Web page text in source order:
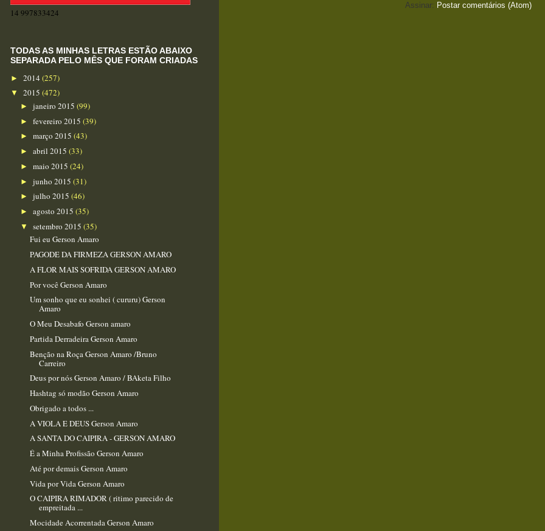
Assinar: Postar comentários (Atom)
14 997833424
TODAS AS MINHAS LETRAS ESTÃO ABAIXO
SEPARADA PELO MÊS QUE FORAM CRIADAS
► 2014 (257)
▼ 2015 (472)
► janeiro 2015 (99)
► fevereiro 2015 (39)
► março 2015 (43)
► abril 2015 (33)
► maio 2015 (24)
► junho 2015 (31)
► julho 2015 (46)
► agosto 2015 (35)
▼ setembro 2015 (35)
Fui eu Gerson Amaro
PAGODE DA FIRMEZA GERSON AMARO
A FLOR MAIS SOFRIDA GERSON AMARO
Por você Gerson Amaro​
Um sonho que eu sonhei ( cururu) Gerson
Amaro​
O Meu Desabafo Gerson amaro
Partida Derradeira Gerson Amaro
Benção na Roça Gerson Amaro /Bruno
Carreiro
Deus por nós Gerson Amaro / BAketa Filho
Hashtag só modão Gerson Amaro
Obrigado a todos ...
A VIOLA E DEUS Gerson Amaro
A SANTA DO CAIPIRA - GERSON AMARO
É a Minha Profissão Gerson Amaro​
Até por demais Gerson Amaro
Vida por Vida Gerson Amaro
O CAIPIRA RIMADOR ( ritimo parecido de
empreitada ...
Mocidade Acorrentada Gerson Amaro​